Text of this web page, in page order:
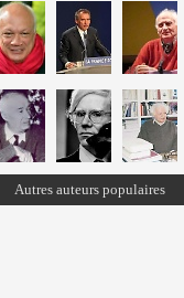
Autres auteurs populaires